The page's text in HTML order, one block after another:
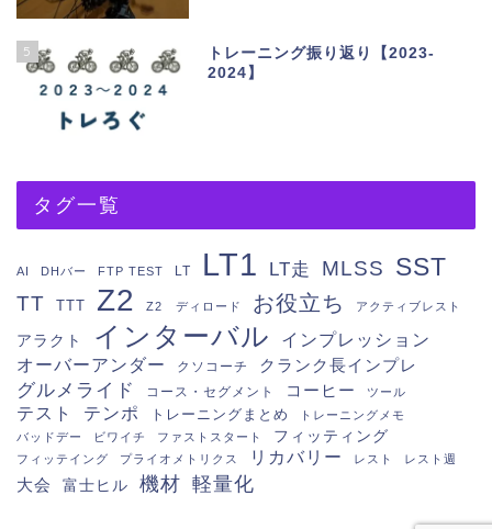
5
トレーニング振り返り【2023-
2024】
タグ一覧
AI DHバー FTP TEST LT LT1 LT走 MLSS SST
TT TTT Z2 Z2 ディロード お役立ち アクティブレスト
アラクト インターバル
インプレッション
オーバーアンダー
クソコーチ クランク長インプレ
グルメライド コース・セグメント コーヒー ツール
テスト テンポ トレーニングまとめ
トレーニングメモ
バッドデー
ビワイチ ファストスタート フィッティング
フィッテイング プライオメトリクス リカバリー レスト レスト週
大会 富士ヒル 機材 軽量化